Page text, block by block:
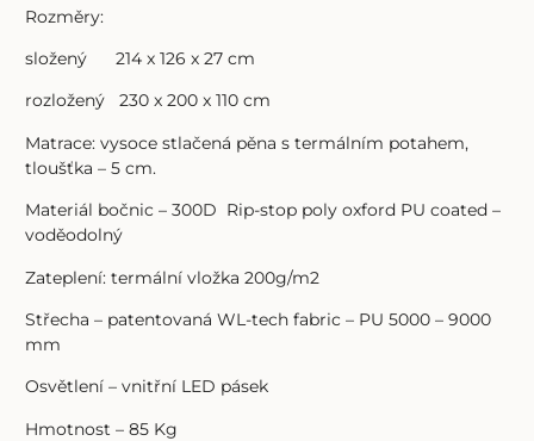
Rozměry:
složený 214 x 126 x 27 cm
rozložený 230 x 200 x 110 cm
Matrace: vysoce stlačená pěna s termálním potahem,
tloušťka – 5 cm.
Materiál bočnic – 300D Rip-stop poly oxford PU coated –
voděodolný
Zateplení: termální vložka 200g/m2
Střecha – patentovaná WL-tech fabric – PU 5000 – 9000
mm
Osvětlení – vnitřní LED pásek
Hmotnost – 85 Kg